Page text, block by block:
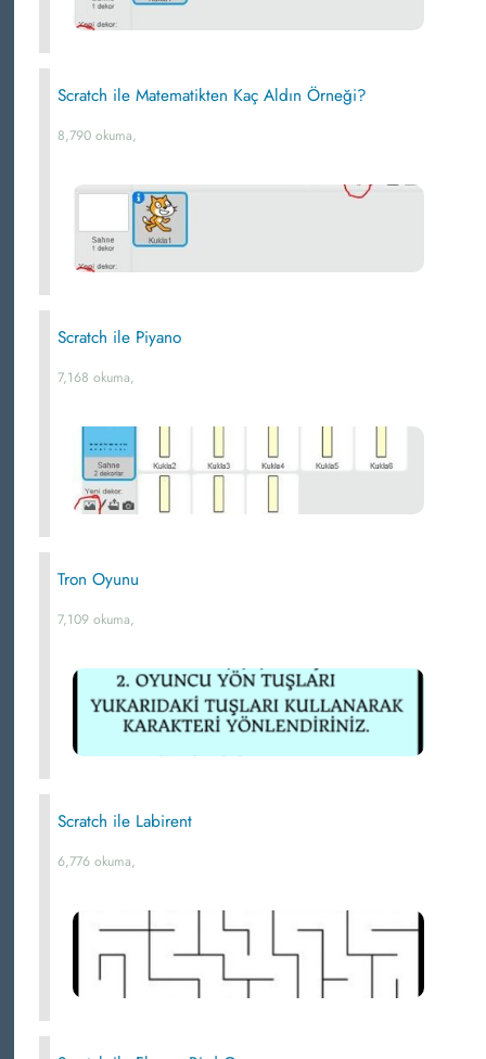
Scratch ile Matematikten Kaç Aldın Örneği?
8,790 okuma,
Scratch ile Piyano
7,168 okuma,
Tron Oyunu
7,109 okuma,
Scratch ile Labirent
6,776 okuma,